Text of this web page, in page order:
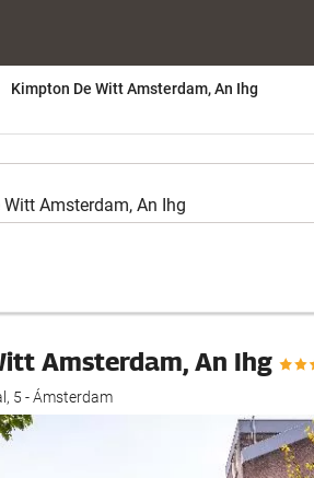
Kimpton De Witt Amsterdam, An Ihg
Amsterdam, An Ihg
5 - Ámsterdam